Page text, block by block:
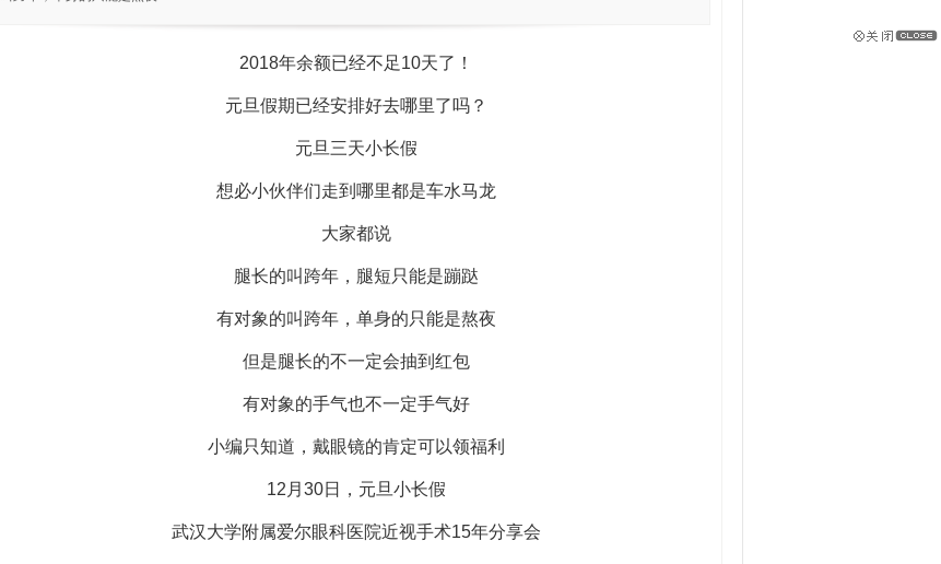
2018年余额已经不足10天了！
元旦假期已经安排好去哪里了吗？
元旦三天小长假
想必小伙伴们走到哪里都是车水马龙
大家都说
腿长的叫跨年，腿短只能是蹦跶
有对象的叫跨年，单身的只能是熬夜
但是腿长的不一定会抽到红包
有对象的手气也不一定手气好
小编只知道，戴眼镜的肯定可以领福利
12月30日，元旦小长假
武汉大学附属爱尔眼科医院近视手术15年分享会